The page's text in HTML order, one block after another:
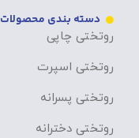
دسته بندی محصولات
روتختی چاپی
روتختی اسپرت
روتختی پسرانه
روتختی دخترانه